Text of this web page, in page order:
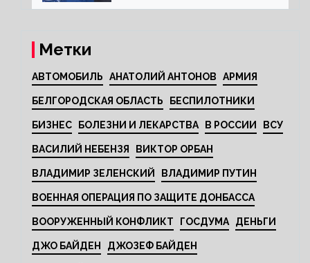
Метки
АВТОМОБИЛЬ АНАТОЛИЙ АНТОНОВ АРМИЯ
БЕЛГОРОДСКАЯ ОБЛАСТЬ БЕСПИЛОТНИКИ
БИЗНЕС БОЛЕЗНИ И ЛЕКАРСТВА В РОССИИ ВСУ
ВАСИЛИЙ НЕБЕНЗЯ ВИКТОР ОРБАН
ВЛАДИМИР ЗЕЛЕНСКИЙ ВЛАДИМИР ПУТИН
ВОЕННАЯ ОПЕРАЦИЯ ПО ЗАЩИТЕ ДОНБАССА
ВООРУЖЕННЫЙ КОНФЛИКТ ГОСДУМА ДЕНЬГИ
ДЖО БАЙДЕН ДЖОЗЕФ БАЙДЕН